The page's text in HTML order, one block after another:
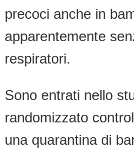
precoci anche in
apparentemente
respiratori.
Sono entrati nello
randomizzato
una quarantina di